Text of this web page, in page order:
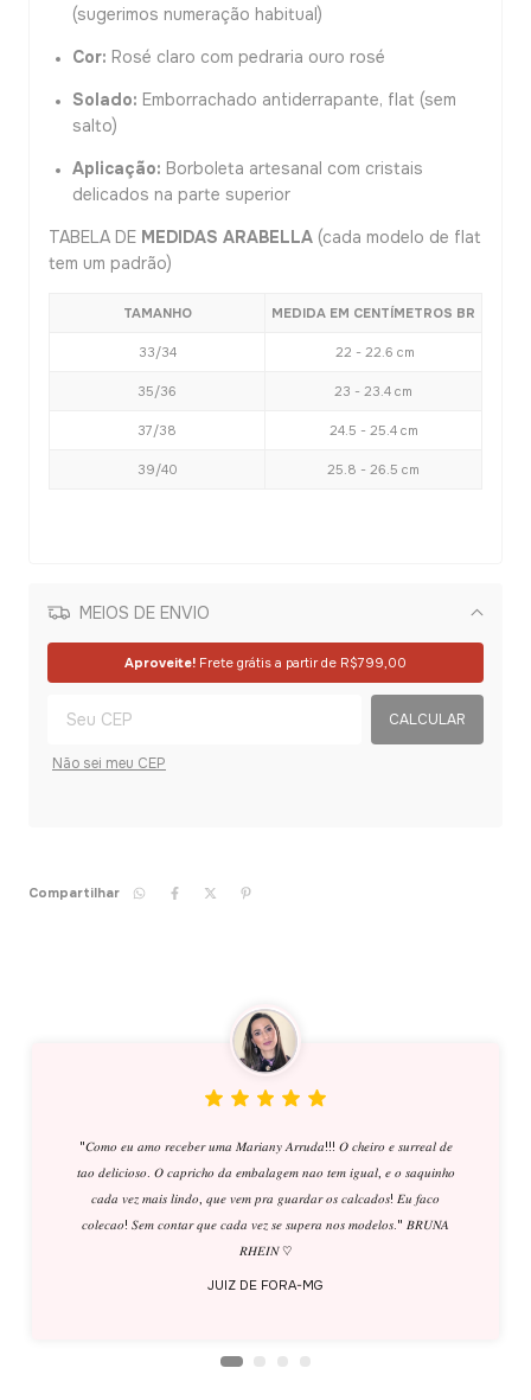
(sugerimos numeração habitual)
Cor: Rosé claro com pedraria ouro rosé
Solado: Emborrachado antiderrapante, flat (sem
salto)
Aplicação: Borboleta artesanal com cristais
delicados na parte superior
TABELA DE MEDIDAS ARABELLA (cada modelo de flat
tem um padrão)
TAMANHO MEDIDA EM CENTÍMETROS BR
33/34 22 - 22.6 cm
35/36 23 - 23.4 cm
37/38 24.5 - 25.4 cm
39/40 25.8 - 26.5 cm
MEIOS DE ENVIO
Alterar CEP
Aproveite! Frete grátis a partir de R$799,00
CALCULAR
Não sei meu CEP
Compartilhar
"𝐶𝑜𝑚𝑜 𝑒𝑢 𝑎𝑚𝑜 𝑟𝑒𝑐𝑒𝑏𝑒𝑟 𝑢𝑚𝑎 𝑀𝑎𝑟𝑖𝑎𝑛𝑦 𝐴𝑟𝑟𝑢𝑑𝑎!!! 𝑂 𝑐ℎ𝑒𝑖𝑟𝑜 𝑒 𝑠𝑢𝑟𝑟𝑒𝑎𝑙 𝑑𝑒
𝑡𝑎𝑜 𝑑𝑒𝑙𝑖𝑐𝑖𝑜𝑠𝑜. 𝑂 𝑐𝑎𝑝𝑟𝑖𝑐ℎ𝑜 𝑑𝑎 𝑒𝑚𝑏𝑎𝑙𝑎𝑔𝑒𝑚 𝑛𝑎𝑜 𝑡𝑒𝑚 𝑖𝑔𝑢𝑎𝑙, 𝑒 𝑜 𝑠𝑎𝑞𝑢𝑖𝑛ℎ𝑜
𝑐𝑎𝑑𝑎 𝑣𝑒𝑧 𝑚𝑎𝑖𝑠 𝑙𝑖𝑛𝑑𝑜, 𝑞𝑢𝑒 𝑣𝑒𝑚 𝑝𝑟𝑎 𝑔𝑢𝑎𝑟𝑑𝑎𝑟 𝑜𝑠 𝑐𝑎𝑙𝑐𝑎𝑑𝑜𝑠! 𝐸𝑢 𝑓𝑎𝑐𝑜
𝑐𝑜𝑙𝑒𝑐𝑎𝑜! 𝑆𝑒𝑚 𝑐𝑜𝑛𝑡𝑎𝑟 𝑞𝑢𝑒 𝑐𝑎𝑑𝑎 𝑣𝑒𝑧 𝑠𝑒 𝑠𝑢𝑝𝑒𝑟𝑎 𝑛𝑜𝑠 𝑚𝑜𝑑𝑒𝑙𝑜𝑠." 𝐵𝑅𝑈𝑁𝐴
𝑅𝐻𝐸𝐼𝑁 ♡
JUIZ DE FORA-MG